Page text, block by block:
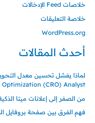
خلاصات Feed الإدخالات
خلاصة التعليقات
WordPress.org
أحدث المقالات
Optimization (CRO) Analyst
من الصفر إلى إعلانات ميتا
فهم الفرق بين صفحة بروفايل